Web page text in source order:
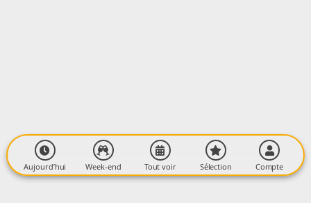
Aujourd’hui Week-end Tout voir Sélection Compte